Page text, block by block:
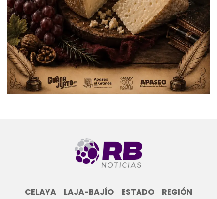
CELAYA LAJA-BAJÍO ESTADO REGIÓN